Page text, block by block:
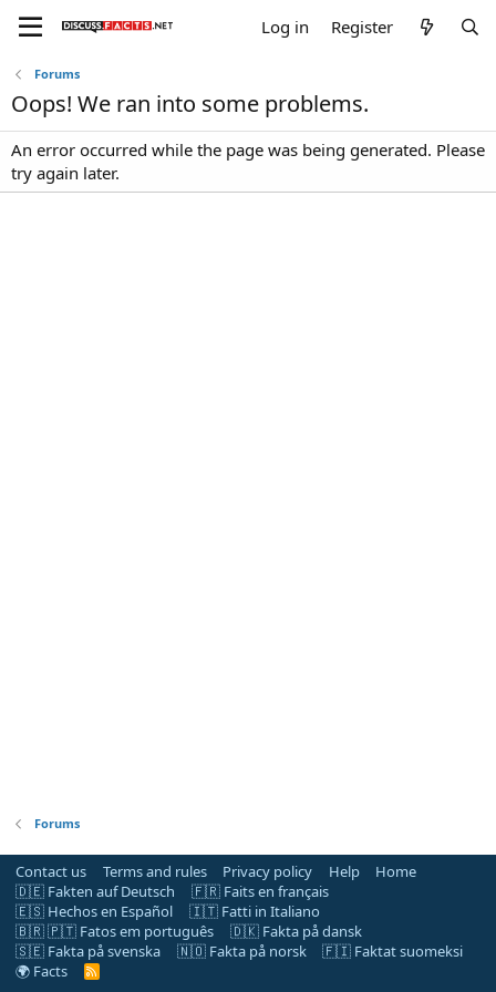
Log in Register
Forums
Oops! We ran into some problems.
An error occurred while the page was being generated. Please
try again later.
Forums
Contact us Terms and rules Privacy policy Help
Home
🇩🇪 Fakten auf Deutsch
🇫🇷 Faits en français
🇪🇸 Hechos en Español
🇮🇹 Fatti in Italiano
🇧🇷 🇵🇹 Fatos em português
🇩🇰 Fakta på dansk
🇸🇪 Fakta på svenska
🇳🇴 Fakta på norsk
🇫🇮 Faktat suomeksi
🌍 Facts
R